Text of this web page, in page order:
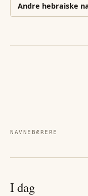
Andre hebraiske
NAVNEBÆRERE
I dag